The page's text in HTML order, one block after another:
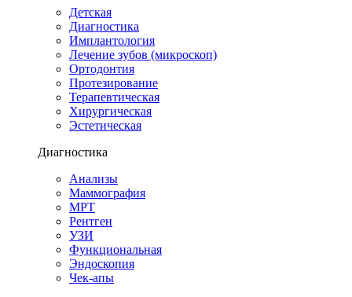
Детская
Диагностика
Имплантология
Лечение зубов (микроскоп)
Ортодонтия
Протезирование
Терапевтическая
Хирургическая
Эстетическая
Диагностика
Анализы
Маммография
МРТ
Рентген
УЗИ
Функциональная
Эндоскопия
Чек-апы